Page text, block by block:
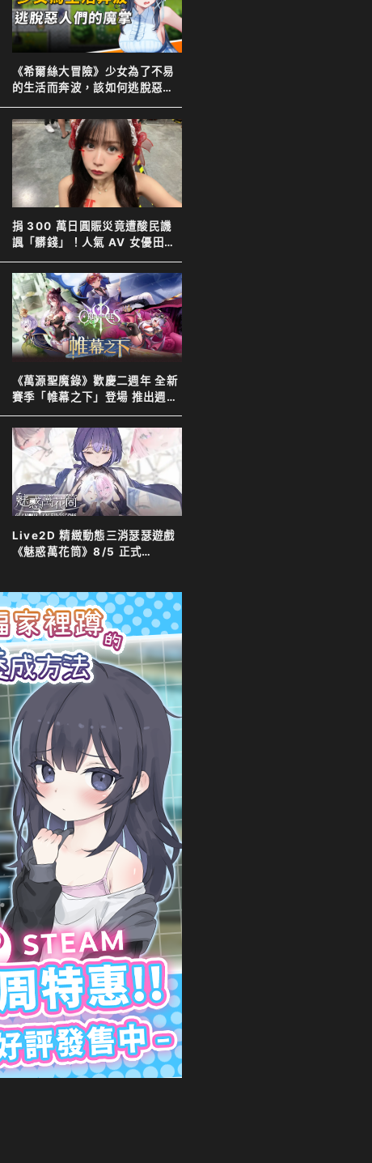
《希爾絲大冒險》少女為了不易
的生活而奔波，該如何逃脫惡人
們的魔掌
捐 300 萬日圓賑災竟遭酸民譏
諷「髒錢」！人氣 AV 女優田野
憂霸氣反擊表示善意不分貴賤
《萬源聖魔錄》歡慶二週年 全新
賽季「帷幕之下」登場 推出週年
特別活動以及限定英雄「上官靖
兒」
Live2D 精緻動態三消瑟瑟遊戲
《魅惑萬花筒》8/5 正式